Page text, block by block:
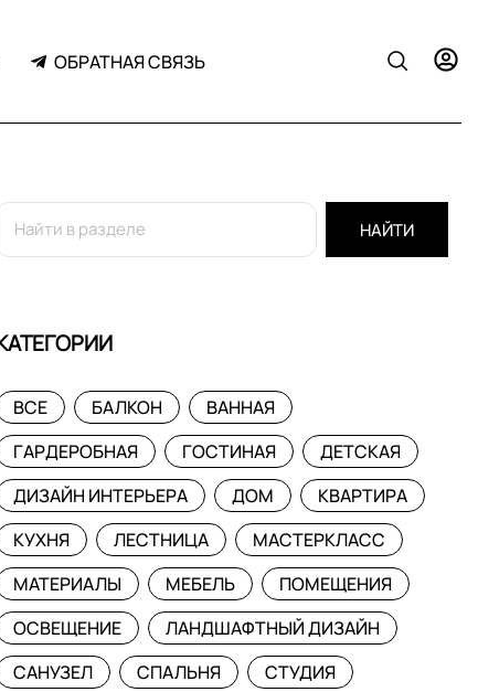
ОБРАТНАЯ СВЯЗЬ
НАЙТИ
ВСЕ БАЛКОН
ВАННАЯ
ГАРДЕРОБНАЯ
ГОСТИНАЯ
ДЕТСКАЯ
ДИЗАЙН ИНТЕРЬЕРА
ДОМ
КВАРТИРА
КУХНЯ
ЛЕСТНИЦА
МАСТЕРКЛАСС
МАТЕРИАЛЫ
МЕБЕЛЬ
ПОМЕЩЕНИЯ
ОСВЕЩЕНИЕ
ЛАНДШАФТНЫЙ ДИЗАЙН
САНУЗЕЛ
СПАЛЬНЯ
СТУДИЯ